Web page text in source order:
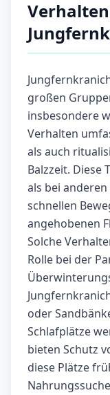
großen
insbesondere
Verhalten
als auch
Balzzeit. Diese
als bei
schnellen
angehobenen
Solche
Rolle bei der
oder
Schlafplätze
bieten Schutz
diese Plätze